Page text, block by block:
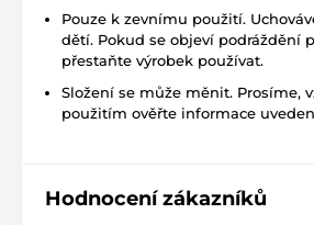
Pouze k zevnímu použití.
dětí. Pokud se objeví podráždění
přestaňte výrobek používat.
Složení se může měnit. Prosíme,
použitím ověřte informace
Hodnocení zákazníků